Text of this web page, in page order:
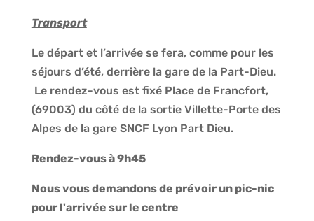
Transport
Le départ et l’arrivée se fera, comme pour les
séjours d’été, derrière la gare de la Part-Dieu.
Le rendez-vous est fixé Place de Francfort,
(69003) du côté de la sortie Villette-Porte des
Alpes de la gare SNCF Lyon Part Dieu.
Rendez-vous à9h45
Nous vous demandons de prévoir un pic-nic
pour l'arrivée sur le centre